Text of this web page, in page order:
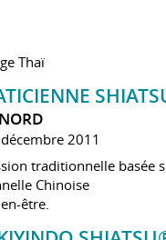
Thaï
2011
traditionnelle basée
Chinoise
être.